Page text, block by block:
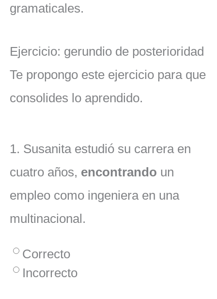
gramaticales.
Ejercicio: gerundio de posterioridad
Te propongo este ejercicio para que
consolides lo aprendido.
1. Susanita estudió su carrera en
cuatro años, encontrando un
empleo como ingeniera en una
multinacional.
Correcto
Incorrecto